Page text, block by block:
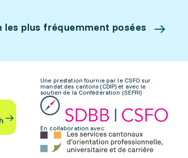
les plus fréquemment posées
Une prestation fournie par le CSFO sur
mandat des cantons (CDIP) et avec le
soutien de la Confédération (SEFRI)
En collaboration avec: